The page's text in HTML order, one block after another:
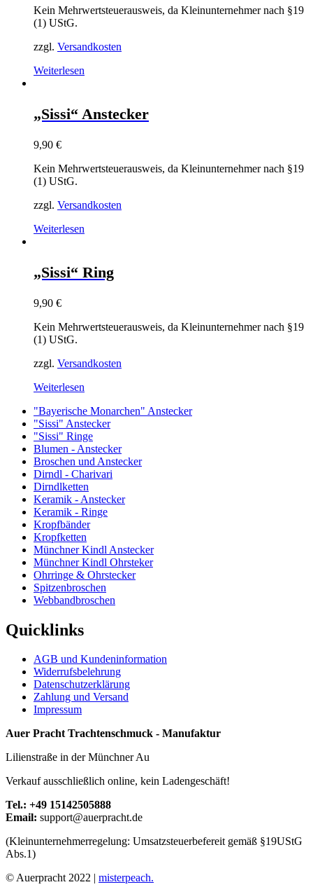
Kein Mehrwertsteuerausweis, da Kleinunternehmer nach §19
(1) UStG.
zzgl. Versandkosten
Weiterlesen
„Sissi“ Anstecker
9,90 €
Kein Mehrwertsteuerausweis, da Kleinunternehmer nach §19
(1) UStG.
zzgl. Versandkosten
Weiterlesen
„Sissi“ Ring
9,90 €
Kein Mehrwertsteuerausweis, da Kleinunternehmer nach §19
(1) UStG.
zzgl. Versandkosten
Weiterlesen
"Bayerische Monarchen" Anstecker
"Sissi" Anstecker
"Sissi" Ringe
Blumen - Anstecker
Broschen und Anstecker
Dirndl - Charivari
Dirndlketten
Keramik - Anstecker
Keramik - Ringe
Kropfbänder
Kropfketten
Münchner Kindl Anstecker
Münchner Kindl Ohrsteker
Ohrringe & Ohrstecker
Spitzenbroschen
Webbandbroschen
Quicklinks
AGB und Kundeninformation
Widerrufsbelehrung
Datenschutzerklärung
Zahlung und Versand
Impressum
Auer Pracht Trachtenschmuck - Manufaktur
Lilienstraße in der Münchner Au
Verkauf ausschließlich online, kein Ladengeschäft!
Tel.: +49 15142505888
Email: support@auerpracht.de
(Kleinunternehmerregelung: Umsatzsteuerbefereit gemäß §19UStG
Abs.1)
© Auerpracht 2022 | misterpeach.